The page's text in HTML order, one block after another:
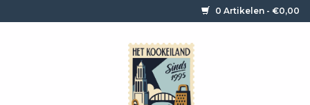
0 Artikelen - €0,00